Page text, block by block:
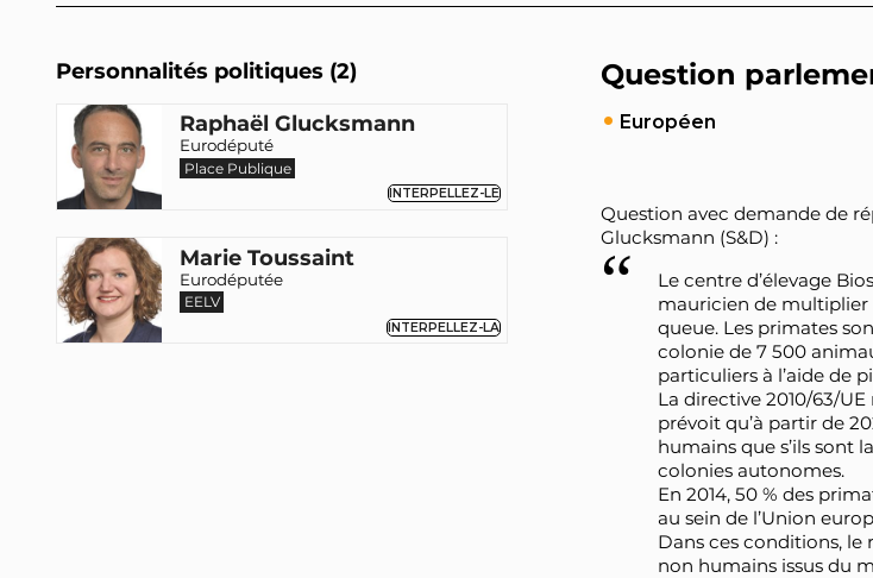
Personnalités politiques (2)
Raphaël Glucksmann
Eurodéputé
Place Publique
INTERPELLEZ-LE
Marie Toussaint
Eurodéputée
EELV
INTERPELLEZ-LA
Question
Européen
Question avec demande de
Glucksmann (S&D) :
Le centre d’élevage
mauricien de multiplier
queue. Les primates
colonie de 7 500
particuliers à l’aide de
La directive 2010/63/
prévoit qu’à partir de
humains que s’ils sont
colonies autonomes.
En 2014, 50 % des
au sein de l’Union
Dans ces conditions, le
non humains issus du